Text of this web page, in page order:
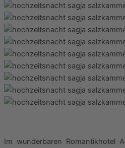
Im wunderbaren Romantikhotel